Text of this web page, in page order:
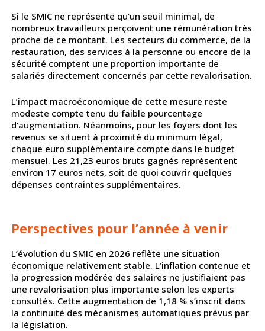
Si le SMIC ne représente qu’un seuil minimal, de
nombreux travailleurs perçoivent une rémunération très
proche de ce montant. Les secteurs du commerce, de la
restauration, des services à la personne ou encore de la
sécurité comptent une proportion importante de
salariés directement concernés par cette revalorisation.
L’impact macroéconomique de cette mesure reste
modeste compte tenu du faible pourcentage
d’augmentation. Néanmoins, pour les foyers dont les
revenus se situent à proximité du minimum légal,
chaque euro supplémentaire compte dans le budget
mensuel. Les 21,23 euros bruts gagnés représentent
environ 17 euros nets, soit de quoi couvrir quelques
dépenses contraintes supplémentaires.
Perspectives pour l’année à venir
L’évolution du SMIC en 2026 reflète une situation
économique relativement stable. L’inflation contenue et
la progression modérée des salaires ne justifiaient pas
une revalorisation plus importante selon les experts
consultés. Cette augmentation de 1,18 % s’inscrit dans
la continuité des mécanismes automatiques prévus par
la législation.